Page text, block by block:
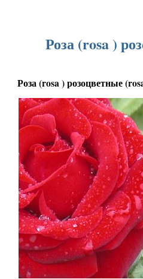
Роза (rosa )
Роза (rosa ) розоцветные